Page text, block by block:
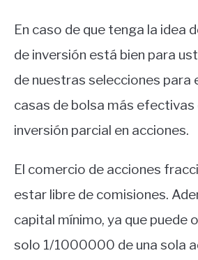
En caso de que tenga la idea
de inversión está bien para
de nuestras selecciones para
casas de bolsa más efectivas
inversión parcial en acciones.
El comercio de acciones
estar libre de comisiones.
capital mínimo, ya que puede
solo 1/1000000 de una sola